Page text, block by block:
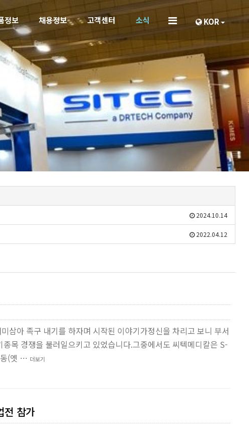
정보 채용정보 고객센터 소식 KOR
2024.10.14
2022.04.12
삼아 족구 내기를 하자며 시작된 이야기가정신을 차리고 보니 부서
목 경쟁을 불러일으키고 있었습니다.그중에서도 씨텍메디칼은 S-
동(옛 … 더보기
전 참가